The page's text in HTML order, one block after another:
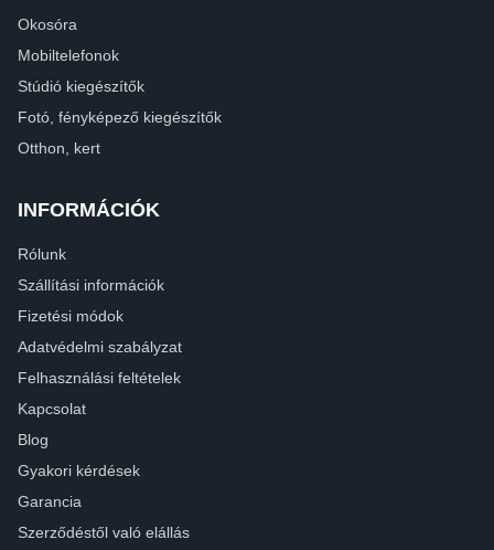
Okosóra
Mobiltelefonok
Stúdió kiegészítők
Fotó, fényképező kiegészítők
Otthon, kert
INFORMÁCIÓK
Rólunk
Szállítási információk
Fizetési módok
Adatvédelmi szabályzat
Felhasználási feltételek
Kapcsolat
Blog
Gyakori kérdések
Garancia
Szerződéstől való elállás